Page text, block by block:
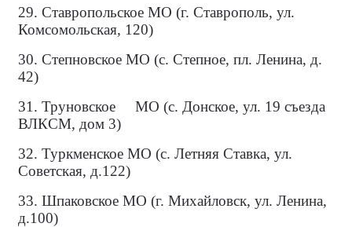
29. Ставропольское МО (г. Ставрополь, ул.
Комсомольская, 120)
30. Степновское МО (с. Степное, пл. Ленина, д.
42)
31. Труновское
МО (с. Донское, ул. 19 съезда
ВЛКСМ, дом 3)
32. Туркменское МО (с. Летняя Ставка, ул.
Советская, д.122)
33. Шпаковское МО (г. Михайловск, ул. Ленина,
д.100)